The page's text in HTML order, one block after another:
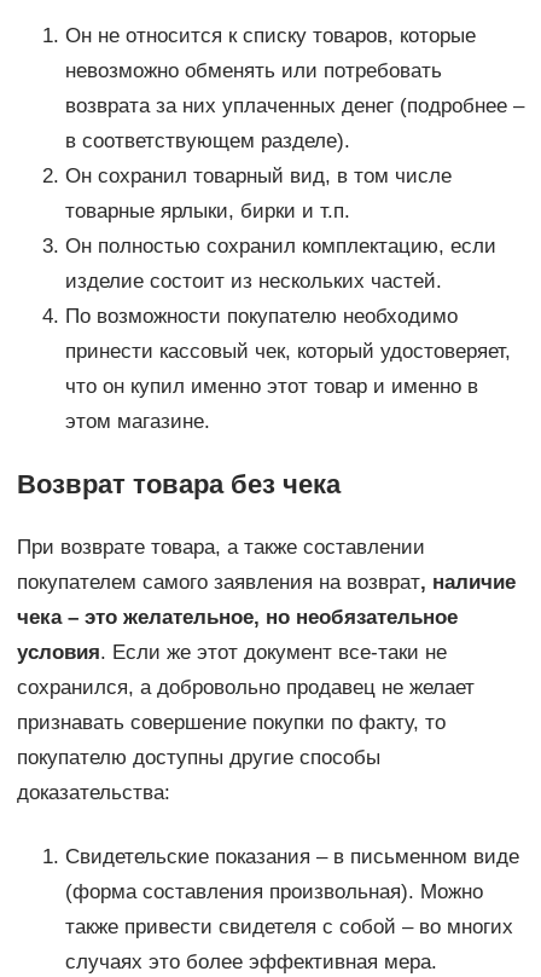
Он не относится к списку товаров, которые
невозможно обменять или потребовать
возврата за них уплаченных денег (подробнее –
в соответствующем разделе).
Он сохранил товарный вид, в том числе
товарные ярлыки, бирки и т.п.
Он полностью сохранил комплектацию, если
изделие состоит из нескольких частей.
По возможности покупателю необходимо
принести кассовый чек, который удостоверяет,
что он купил именно этот товар и именно в
этом магазине.
Возврат товара без чека
При возврате товара, а также составлении
покупателем самого заявления на возврат, наличие
чека – это желательное, но необязательное
условия. Если же этот документ все-таки не
сохранился, а добровольно продавец не желает
признавать совершение покупки по факту, то
покупателю доступны другие способы
доказательства:
Свидетельские показания – в письменном виде
(форма составления произвольная). Можно
также привести свидетеля с собой – во многих
случаях это более эффективная мера.